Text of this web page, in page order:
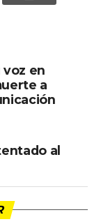
voz en
a
al